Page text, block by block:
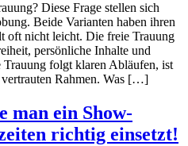
Diese Frage stellen sich
Beide Varianten haben ihren
oft nicht leicht. Die freie Trauung
persönliche Inhalte und
folgt klaren Abläufen, ist
Rahmen. Was […]
man ein Show-
richtig einsetzt!